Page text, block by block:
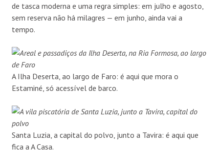
de tasca moderna e uma regra simples: em julho e agosto,
sem reserva não há milagres — em junho, ainda vai a
tempo.
A Ilha Deserta, ao largo de Faro: é aqui que mora o
Estaminé, só acessível de barco.
Santa Luzia, a capital do polvo, junto a Tavira: é aqui que
fica a A Casa.